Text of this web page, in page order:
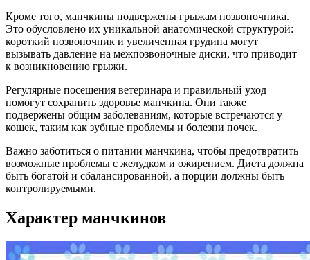
Кроме того, манчкины подвержены грыжам позвоночника.
Это обусловлено их уникальной анатомической структурой:
короткий позвоночник и увеличенная грудина могут
вызывать давление на межпозвоночные диски, что приводит
к возникновению грыжи.
Регулярные посещения ветеринара и правильный уход
помогут сохранить здоровье манчкина. Они также
подвержены общим заболеваниям, которые встречаются у
кошек, таким как зубные проблемы и болезни почек.
Важно заботиться о питании манчкина, чтобы предотвратить
возможные проблемы с желудком и ожирением. Диета должна
быть богатой и сбалансированной, а порции должны быть
контролируемыми.
Характер манчкинов